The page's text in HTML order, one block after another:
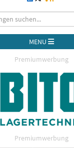
MENU
Premiumwerbung
Premiumwerbung